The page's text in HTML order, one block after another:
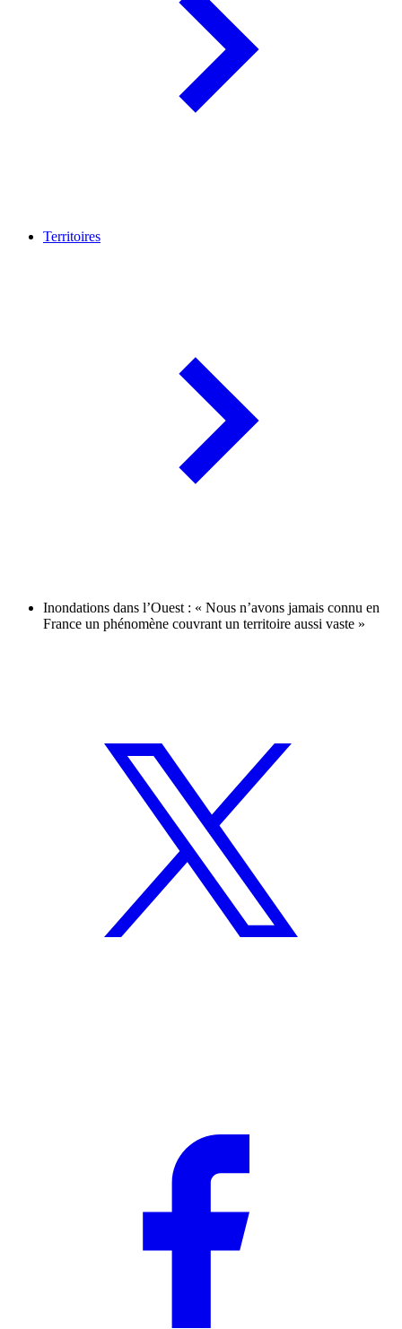
Territoires
Inondations dans l’Ouest : « Nous n’avons jamais connu en
France un phénomène couvrant un territoire aussi vaste »